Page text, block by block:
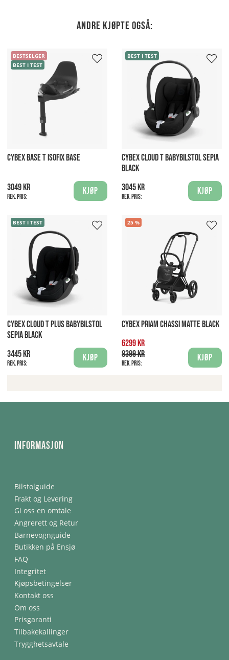
Andre kjøpte også:
BESTSELGER
BEST I TEST
CYBEX BASE T ISOFIX BASE
3049 kr
Rek. pris:
Kjøp
BEST I TEST
CYBEX CLOUD T BABYBILSTOL SEPIA
BLACK
3045 kr
Rek. pris:
Kjøp
BEST I TEST
CYBEX CLOUD T PLUS BABYBILSTOL
SEPIA BLACK
3445 kr
Rek. pris:
Kjøp
25
CYBEX PRIAM CHASSI MATTE BLACK
6299 kr
8399 kr
Rek. pris:
Kjøp
Informasjon
Bilstolguide
Frakt og Levering
Gi oss en omtale
Angrerett og Retur
Barnevognguide
Butikken på Ensjø
FAQ
Integritet
Kjøpsbetingelser
Kontakt oss
Om oss
Prisgaranti
Tilbakekallinger
Trygghetsavtale